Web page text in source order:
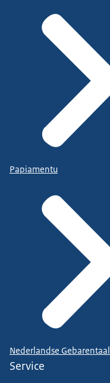
Papiamentu
Nederlandse Gebarentaal
Service